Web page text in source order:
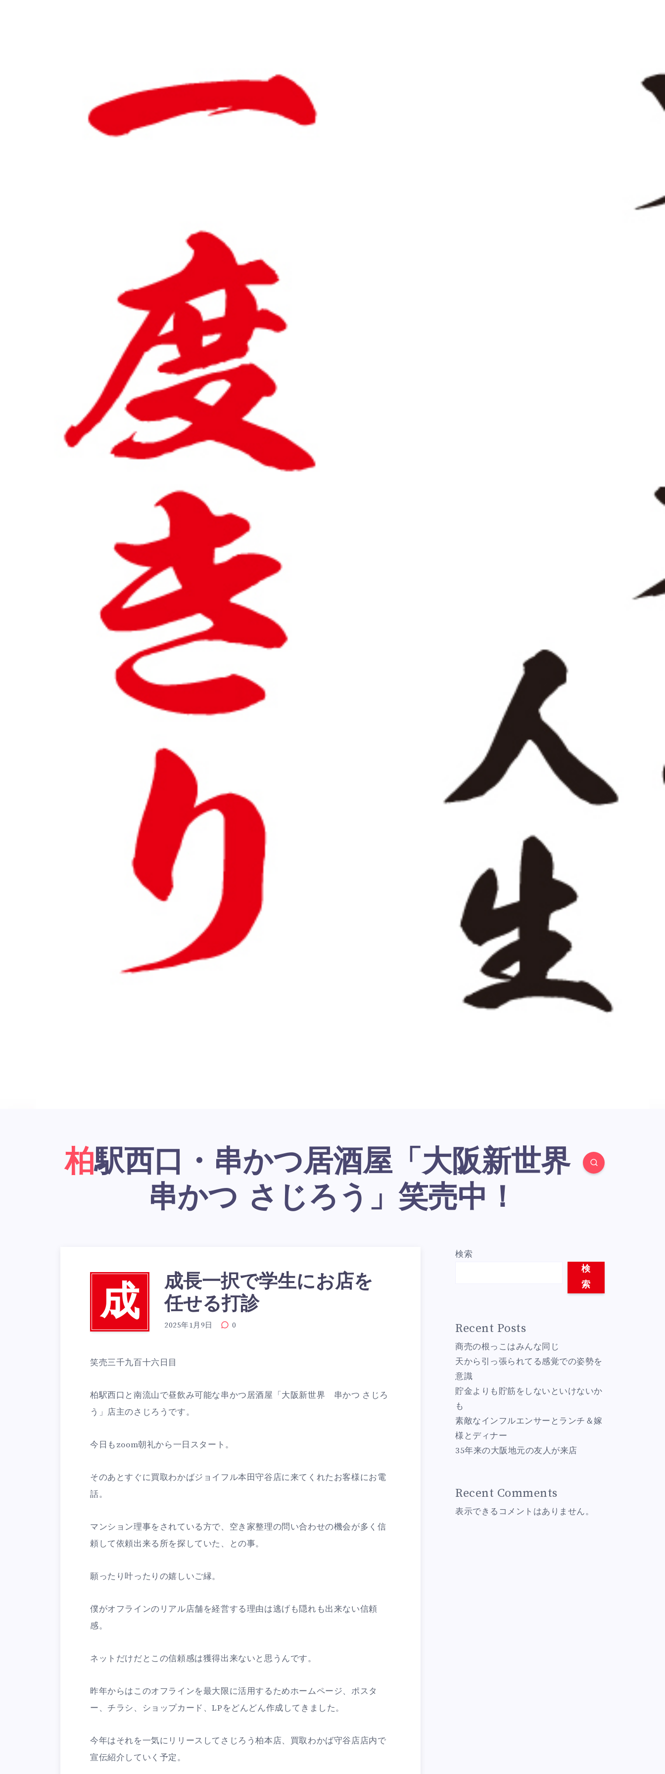
柏駅西口・串かつ居酒屋「大阪新世界
串かつ さじろう」笑売中！
成
成長一択で学生にお店を
任せる打診
2025年1月9日 0
笑売三千九百十六日目
柏駅西口と南流山で昼飲み可能な串かつ居酒屋「大阪新世界 串かつ さじろ
う」店主のさじろうです。
今日もzoom朝礼から一日スタート。
そのあとすぐに買取わかばジョイフル本田守谷店に来てくれたお客様にお電
話。
マンション理事をされている方で、空き家整理の問い合わせの機会が多く信
頼して依頼出来る所を探していた、との事。
願ったり叶ったりの嬉しいご縁。
僕がオフラインのリアル店舗を経営する理由は逃げも隠れも出来ない信頼
感。
ネットだけだとこの信頼感は獲得出来ないと思うんです。
昨年からはこのオフラインを最大限に活用するためホームページ、ポスタ
ー、チラシ、ショップカード、LPをどんどん作成してきました。
今年はそれを一気にリリースしてさじろう柏本店、買取わかば守谷店店内で
宣伝紹介していく予定。
検索
検
索
Recent Posts
商売の根っこはみんな同じ
天から引っ張られてる感覚での姿勢を
意識
貯金よりも貯筋をしないといけないか
も
素敵なインフルエンサーとランチ＆嫁
様とディナー
35年来の大阪地元の友人が来店
Recent Comments
表示できるコメントはありません。